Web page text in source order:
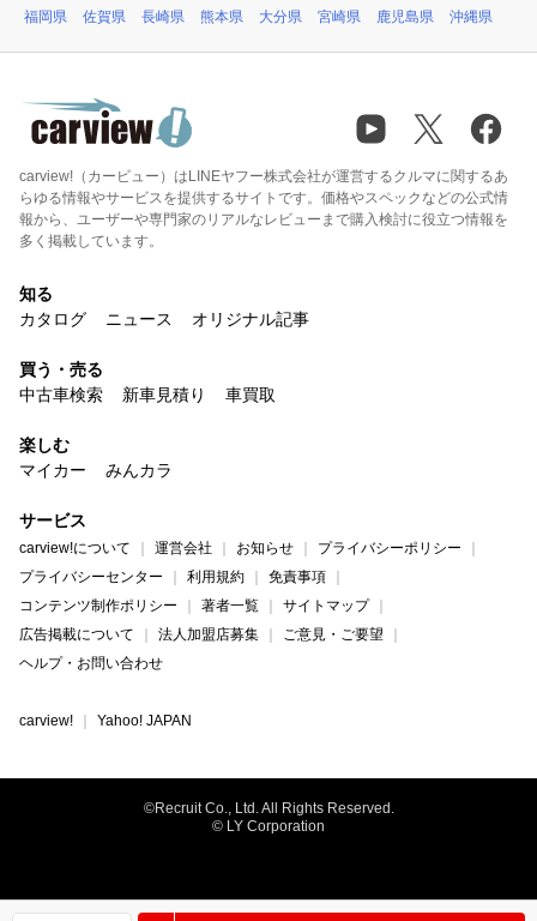
福岡県
佐賀県 長崎県 熊本県 大分県 宮崎県 鹿児島県 沖縄県
carview!（カービュー）はLINEヤフー株式会社が運営するクルマに関するあ
らゆる情報やサービスを提供するサイトです。価格やスペックなどの公式情
報から、ユーザーや専門家のリアルなレビューまで購入検討に役立つ情報を
多く掲載しています。
知る
カタログ
ニュース オリジナル記事
買う・売る
中古車検索
新車見積り 車買取
楽しむ
マイカー
みんカラ
サービス
carview!について 運営会社 お知らせ
プライバシーポリシー
プライバシーセンター
利用規約
免責事項
コンテンツ制作ポリシー
著者一覧
サイトマップ
広告掲載について
法人加盟店募集
ご意見・ご要望
ヘルプ・お問い合わせ
carview! Yahoo! JAPAN
©Recruit Co., Ltd. All Rights Reserved.
© LY Corporation